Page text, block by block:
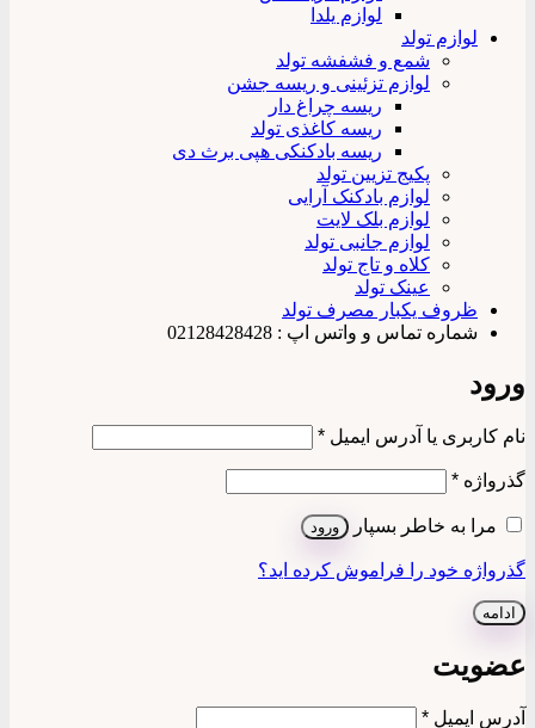
لوازم یلدا
لوازم تولد
شمع و فشفشه تولد
لوازم تزئینی و ریسه جشن
ریسه چراغ دار
ریسه کاغذی تولد
ریسه بادکنکی هپی برث دی
پکیج تزیین تولد
لوازم بادکنک آرایی
لوازم بلک لایت
لوازم جانبی تولد
کلاه و تاج تولد
عینک تولد
ظروف یکبار مصرف تولد
شماره تماس و واتس اپ : 02128428428
ورود
نام کاربری یا آدرس ایمیل *الزامی
گذرواژه *الزامی
مرا به خاطر بسپار ورود
گذرواژه خود را فراموش کرده اید؟
ادامه
عضویت
آدرس ایمیل *الزامی